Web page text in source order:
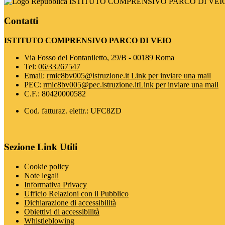
Contatti
ISTITUTO COMPRENSIVO PARCO DI VEIO
Via Fosso del Fontaniletto, 29/B - 00189 Roma
Tel: 06/33267547
Email: rmic8bv005@istruzione.it Link per inviare una mail
PEC: rmic8bv005@pec.istruzione.itLink per inviare una mail
C.F.: 80420000582
Cod. fatturaz. elettr.: UFC8ZD
Sezione Link Utili
Cookie policy
Note legali
Informativa Privacy
Ufficio Relazioni con il Pubblico
Dichiarazione di accessibilità
Obiettivi di accessibilità
Whistleblowing